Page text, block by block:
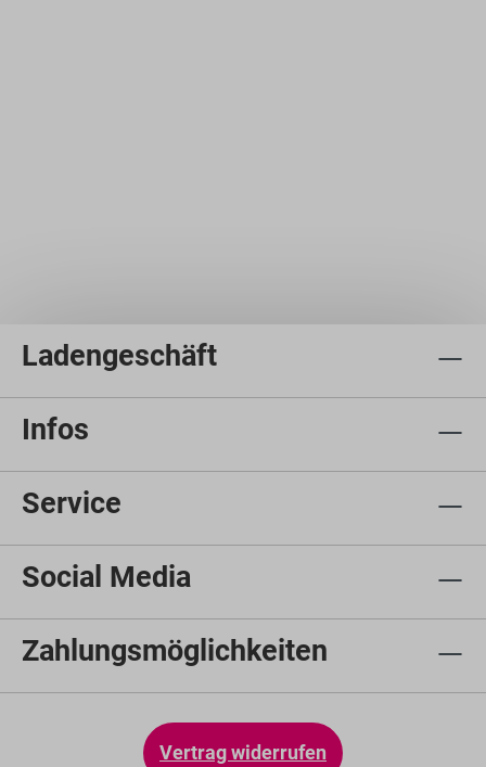
Ladengeschäft
Infos
Service
Social Media
Zahlungsmöglichkeiten
Vertrag widerrufen